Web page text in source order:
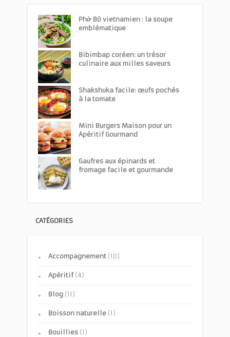
Phở Bò vietnamien : la soupe
emblématique
Bibimbap coréen: un trésor
culinaire aux milles saveurs
Shakshuka facile: œufs pochés
à la tomate
Mini Burgers Maison pour un
Apéritif Gourmand
Gaufres aux épinards et
fromage facile et gourmande
CATÉGORIES
Accompagnement (10)
Apéritif(4)
Blog (11)
Boisson naturelle (1)
Bouillies (1)